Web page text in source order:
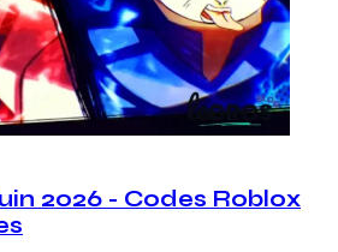
2026 - Codes Roblox